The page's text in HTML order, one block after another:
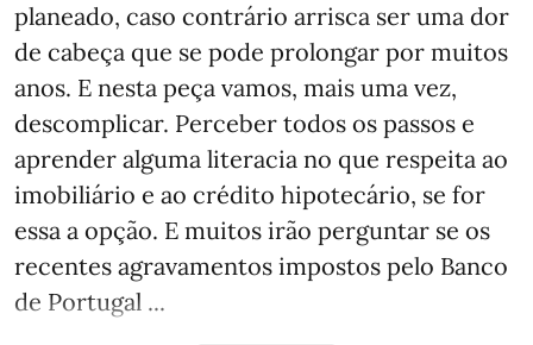
planeado, caso contrário arrisca ser uma dor
de cabeça que se pode prolongar por muitos
anos. E nesta peça vamos, mais uma vez,
descomplicar. Perceber todos os passos e
aprender alguma literacia no que respeita ao
imobiliário e ao crédito hipotecário, se for
essa a opção. E muitos irão perguntar se os
recentes agravamentos impostos pelo Banco
de Portugal ...